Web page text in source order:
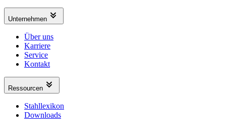
Unternehmen
Über uns
Karriere
Service
Kontakt
Ressourcen
Stahllexikon
Downloads